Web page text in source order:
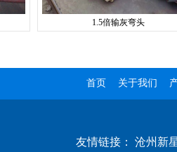
1.5倍输灰弯头
首页 关于我们
友情链接： 沧州新